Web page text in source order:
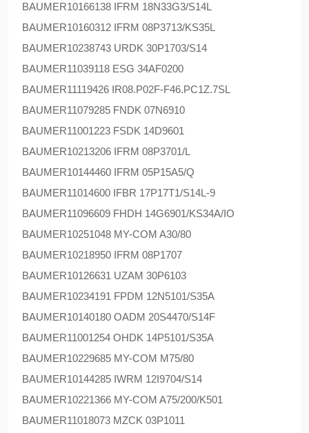
BAUMER10166138 IFRM 18N33G3/S14L
BAUMER10160312 IFRM 08P3713/KS35L
BAUMER10238743 URDK 30P1703/S14
BAUMER11039118 ESG 34AF0200
BAUMER11119426 IR08.P02F-F46.PC1Z.7SL
BAUMER11079285 FNDK 07N6910
BAUMER11001223 FSDK 14D9601
BAUMER10213206 IFRM 08P3701/L
BAUMER10144460 IFRM 05P15A5/Q
BAUMER11014600 IFBR 17P17T1/S14L-9
BAUMER11096609 FHDH 14G6901/KS34A/IO
BAUMER10251048 MY-COM A30/80
BAUMER10218950 IFRM 08P1707
BAUMER10126631 UZAM 30P6103
BAUMER10234191 FPDM 12N5101/S35A
BAUMER10140180 OADM 20S4470/S14F
BAUMER11001254 OHDK 14P5101/S35A
BAUMER10229685 MY-COM M75/80
BAUMER10144285 IWRM 12I9704/S14
BAUMER10221366 MY-COM A75/200/K501
BAUMER11018073 MZCK 03P1011